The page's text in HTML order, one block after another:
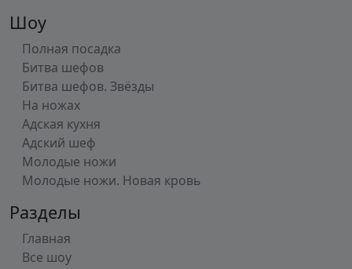
Шоу
Полная посадка
Битва шефов
Битва шефов. Звёзды
На ножах
Адская кухня
Адский шеф
Молодые ножи
Молодые ножи. Новая кровь
Разделы
Главная
Все шоу